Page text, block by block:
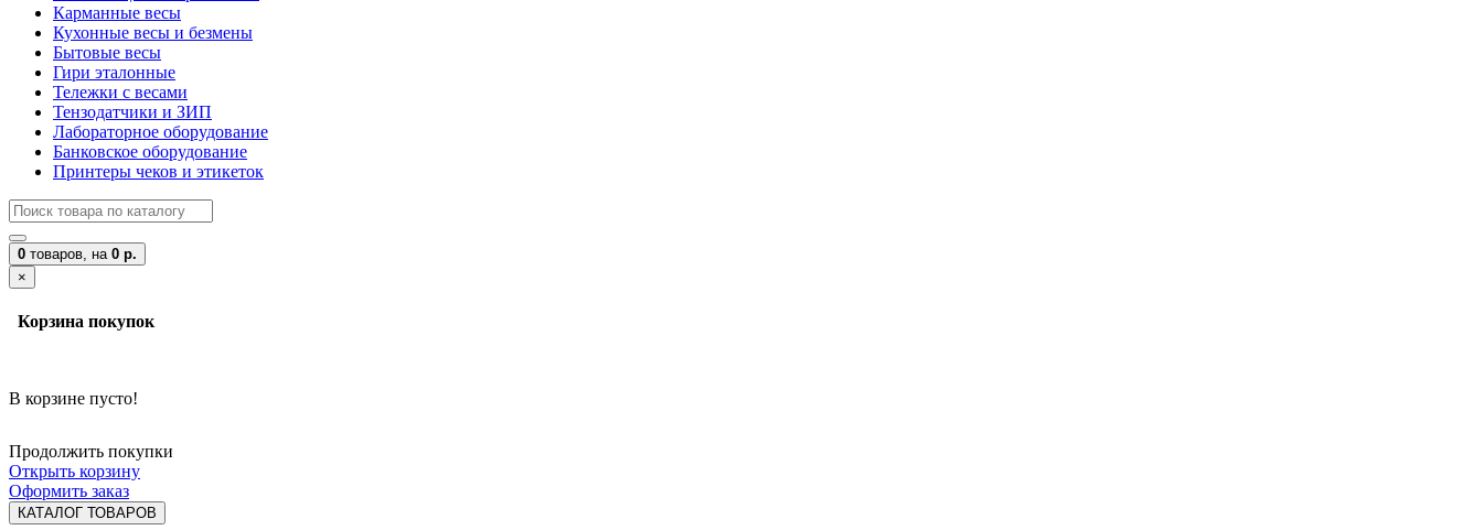
Карманные весы
Кухонные весы и безмены
Бытовые весы
Гири эталонные
Тележки с весами
Тензодатчики и ЗИП
Лабораторное оборудование
Банковское оборудование
Принтеры чеков и этикеток
0 товаров, на 0 р.
×
Корзина покупок
В корзине пусто!
Продолжить покупки
Открыть корзину
Оформить заказ
КАТАЛОГ ТОВАРОВ